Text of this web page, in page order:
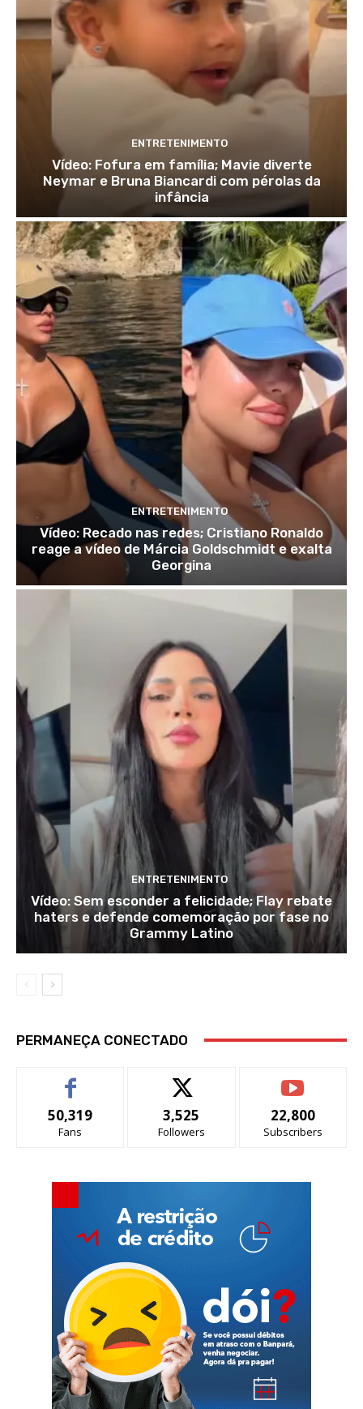
ENTRETENIMENTO
Vídeo: Fofura em família; Mavie diverte
Neymar e Bruna Biancardi com pérolas da
infância
ENTRETENIMENTO
Vídeo: Recado nas redes; Cristiano Ronaldo
reage a vídeo de Márcia Goldschmidt e exalta
Georgina
ENTRETENIMENTO
Vídeo: Sem esconder a felicidade; Flay rebate
haters e defende comemoração por fase no
Grammy Latino
PERMANEÇA CONECTADO
50,319
Fans
3,525
Followers
22,800
Subscribers